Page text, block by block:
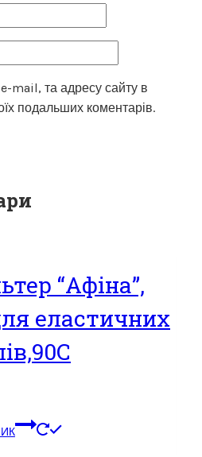
mail, та адресу сайту в
подальших коментарів.
“Афіна”,
еластичних